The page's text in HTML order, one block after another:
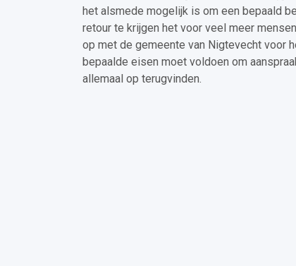
het alsmede mogelijk is om een bepaald
retour te krijgen het voor veel meer
op met de gemeente van Nigtevecht voor
bepaalde eisen moet voldoen om
allemaal op terugvinden.